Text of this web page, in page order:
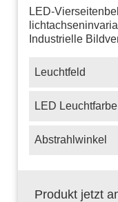
LED-
Industrielle
Leuchtfeld
LED Leuchtfarbe
Abstrahlwinkel
Produkt jetzt